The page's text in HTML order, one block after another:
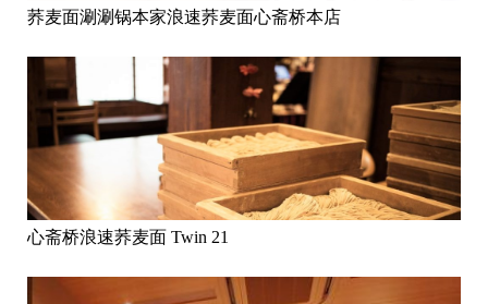
荞麦面涮涮锅本家浪速荞麦面心斋桥本店
心斋桥浪速荞麦面 Twin 21